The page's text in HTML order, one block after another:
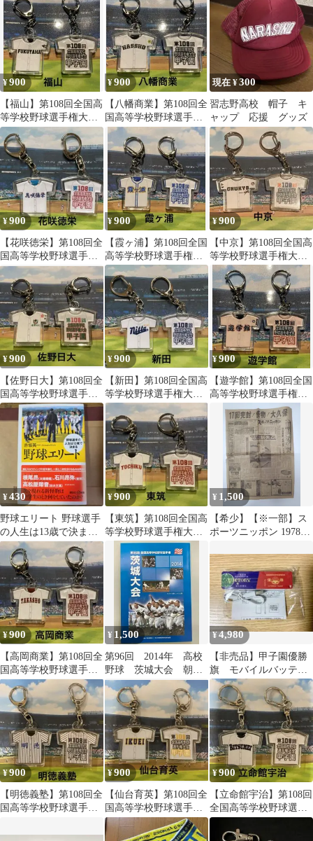
ー
¥900
【福山】第108回全国高
等学校野球選手権大会
記念キーホルダー
¥900
【八幡商業】第108回全
国高等学校野球選手権
大会記念キーホルダー
現在 ¥300
習志野高校 帽子 キ
ャップ 応援 グッズ
¥900
【花咲徳栄】第108回全
国高等学校野球選手権
大会記念キーホルダー
¥900
【霞ヶ浦】第108回全国
高等学校野球選手権大
会記念キーホルダー
¥900
【中京】第108回全国高
等学校野球選手権大会
記念キーホルダー
¥900
【佐野日大】第108回全
国高等学校野球選手権
大会記念キーホルダー
¥900
【新田】第108回全国高
等学校野球選手権大会
記念キーホルダー
¥900
【遊学館】第108回全国
高等学校野球選手権大
会記念キーホルダー
¥430
野球エリート 野球選手
の人生は13歳で決ま
る 赤坂英一著 講談
社+α新書
¥900
【東筑】第108回全国高
等学校野球選手権大会
記念キーホルダー
¥ 1,500
【希少】【※一部】ス
ポーツニッポン 1978年
延長17回 スポニチ
¥900
【高岡商業】第108回全
国高等学校野球選手権
大会記念キーホルダー
¥ 1,500
第96回 2014年 高校
野球 茨城大会 朝日
新聞社 メンバーリスト
¥4,980
【非売品】甲子園優勝
旗 モバイルバッテリ
ー 高校野球
¥900
【明徳義塾】第108回全
国高等学校野球選手権
¥900
【仙台育英】第108回全
国高等学校野球選手権
大会記念キーホルダー
¥900
【立命館宇治】第108回
全国高等学校野球選手
権大会記念キーホルダ